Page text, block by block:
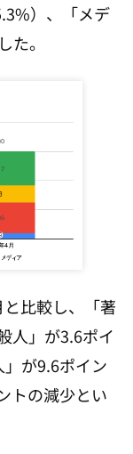
）、「メデ
た。
比較し、「著
人」が3.6ポイ
が9.6ポイン
トの減少とい